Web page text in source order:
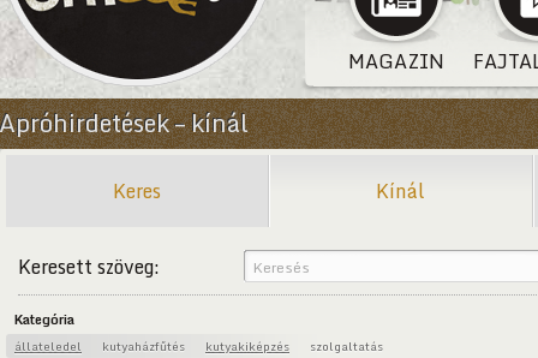
MAGAZIN
Apróhirdetések – kínál
Keres Kínál
Keresett szöveg:
Kategória
állateledel kutyaházfűtés kutyakiképzés szolgaltatás